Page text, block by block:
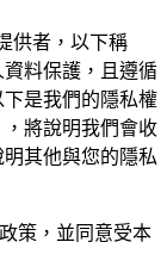
供者，以下稱
資料保護，且遵循
是我們的隱私權
將說明我們會收
其他與您的隱私
策，並同意受本